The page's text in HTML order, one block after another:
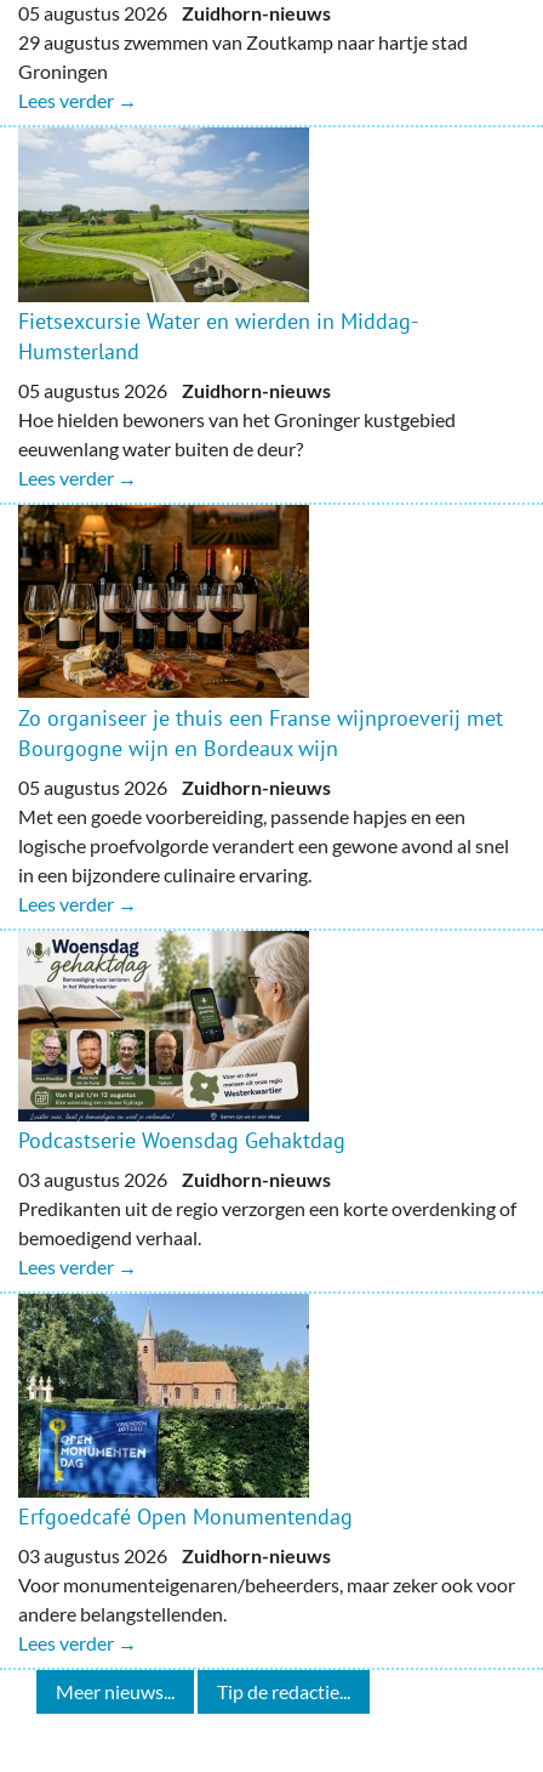
05 augustus 2026 Zuidhorn-nieuws
29 augustus zwemmen van Zoutkamp naar hartje stad
Groningen
Lees verder →
Fietsexcursie Water en wierden in Middag-
Humsterland
05 augustus 2026 Zuidhorn-nieuws
Hoe hielden bewoners van het Groninger kustgebied
eeuwenlang water buiten de deur?
Lees verder →
Zo organiseer je thuis een Franse wijnproeverij met
Bourgogne wijn en Bordeaux wijn
05 augustus 2026 Zuidhorn-nieuws
Met een goede voorbereiding, passende hapjes en een
logische proefvolgorde verandert een gewone avond al snel
in een bijzondere culinaire ervaring.
Lees verder →
Podcastserie Woensdag Gehaktdag
03 augustus 2026 Zuidhorn-nieuws
Predikanten uit de regio verzorgen een korte overdenking of
bemoedigend verhaal.
Lees verder →
Erfgoedcafé Open Monumentendag
03 augustus 2026 Zuidhorn-nieuws
Voor monumenteigenaren/beheerders, maar zeker ook voor
andere belangstellenden.
Lees verder →
Meer nieuws... Tip de redactie...